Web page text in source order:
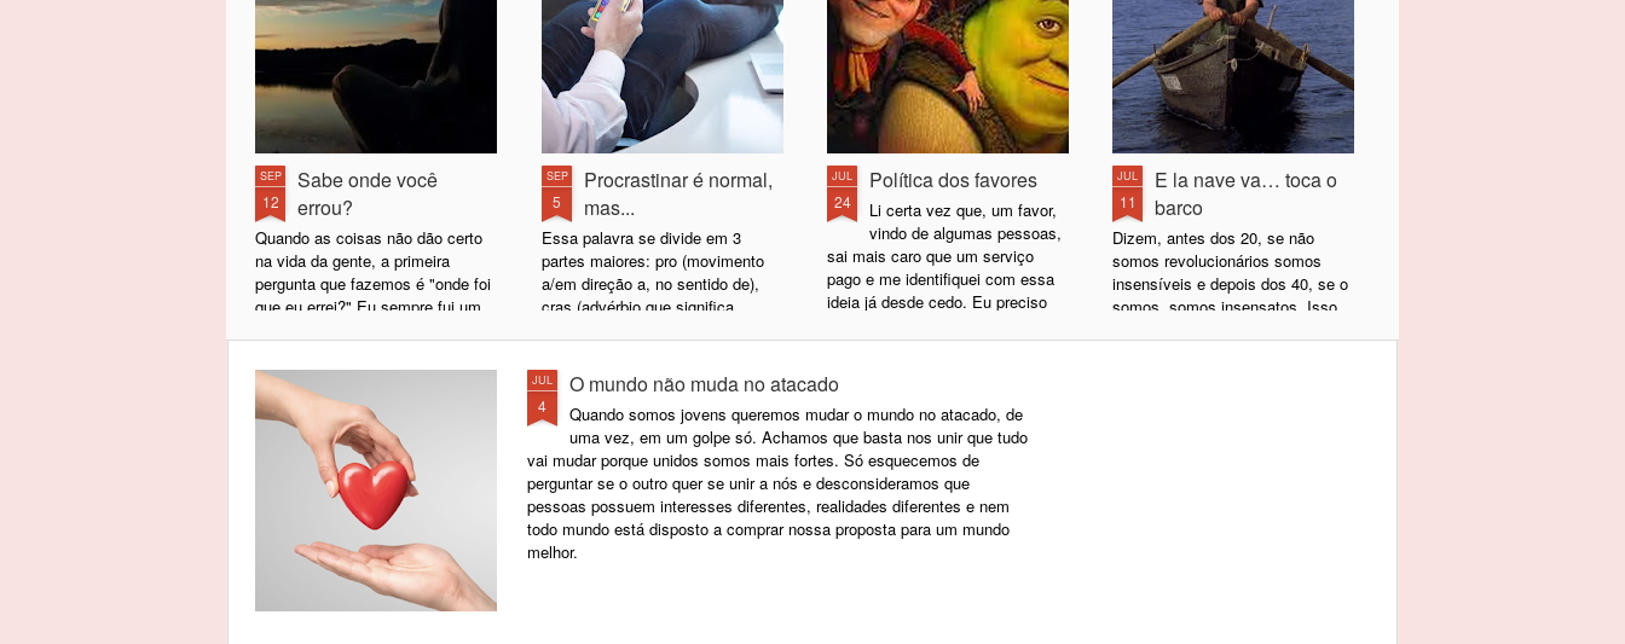
SEP
12
Sabe onde você
errou?
Quando as coisas não dão certo
na vida da gente, a primeira
pergunta que fazemos é "onde foi
que eu errei?" Eu sempre fui um
tudo isso, a vida só me entregou
dissabor e ingratidão. Ou mesmo,
me entregou episódios de
tamanho infortúnio que, olhando
assim de perto, eu juro nunca ter
merecido.
SEP
5
Procrastinar é normal,
mas...
Essa palavra se divide em 3
partes maiores: pro (movimento
a/em direção a, no sentido de),
cras (advérbio que significa
grosso modo, significa a ação de
mover algo que deveria ser feito
hoje para amanhã e assim
indefinidamente. No dicionário
resume-se assim: ato de transferir
para outro dia ou deixar para
depois; adiar, delongar, postergar,
protrair. Para alguns religiosos,
chega a ser um pecado associado
JUL
24
Política dos favores
Li certa vez que, um favor,
vindo de algumas pessoas,
sai mais caro que um serviço
pago e me identifiquei com essa
ideia já desde cedo. Eu preciso
um favor. Se não confio, prefiro
aperto ou me virar, porque sei que
a nota daquele "favor" serviço é
uma fatura em aberto e sujeita ao
que a pessoa acha quanto vale e
como (e quando) vai cobrar.
JUL
11
E la nave va… toca o
barco
Dizem, antes dos 20, se não
somos revolucionários somos
insensíveis e depois dos 40, se o
somos, somos insensatos. Isso
JUL
4
O mundo não muda no atacado
Quando somos jovens queremos mudar o mundo no atacado, de
uma vez, em um golpe só. Achamos que basta nos unir que tudo
vai mudar porque unidos somos mais fortes. Só esquecemos de
perguntar se o outro quer se unir a nós e desconsideramos que
pessoas possuem interesses diferentes, realidades diferentes e nem
todo mundo está disposto a comprar nossa proposta para um mundo
melhor.